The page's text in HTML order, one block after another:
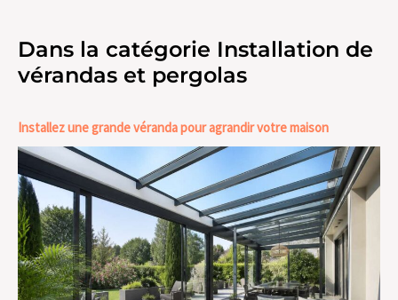
Dans la catégorie Installation de
vérandas et pergolas
Installez une grande véranda pour agrandir votre maison